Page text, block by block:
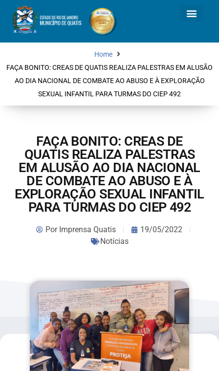
Home
FAÇA BONITO: CREAS DE QUATIS REALIZA PALESTRAS EM ALUSÃO
AO DIA NACIONAL DE COMBATE AO ABUSO E À EXPLORAÇÃO
SEXUAL INFANTIL PARA TURMAS DO CIEP 492
FAÇA BONITO: CREAS DE
QUATIS REALIZA PALESTRAS
EM ALUSÃO AO DIA NACIONAL
DE COMBATE AO ABUSO E À
EXPLORAÇÃO SEXUAL INFANTIL
PARA TURMAS DO CIEP 492
PorImprensa Quatis
19/05/2022
Notícias